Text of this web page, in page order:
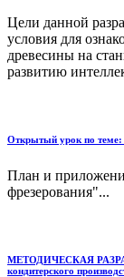
Цели данной
условия для
древесины на
развитию
Открытый урок по теме:
План и
фрезерования"...
МЕТОДИЧЕСКАЯ
кондитерского